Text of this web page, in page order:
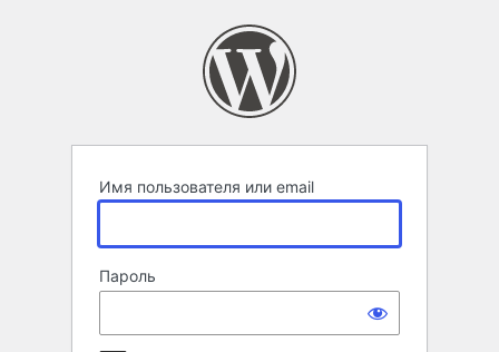
Имя пользователя или email
Пароль